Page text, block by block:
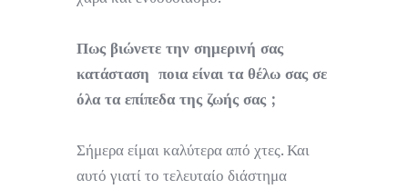
Πως βιώνετε την σημερινή σας
κατάσταση ποια είναι τα θέλω σας σε
όλα τα επίπεδα της ζωής σας ;
Σήμερα είμαι καλύτερα από χτες. Και
αυτό γιατί το τελευταίο διάστημα